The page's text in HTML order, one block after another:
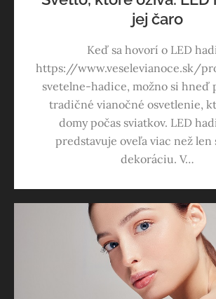
jej čaro
Keď sa hovorí o LED
https://www.veselevianoce.sk/
svetelne-hadice, možno si hneď
tradičné vianočné osvetlenie,
domy počas sviatkov. LED
predstavuje oveľa viac než len
dekoráciu. V…